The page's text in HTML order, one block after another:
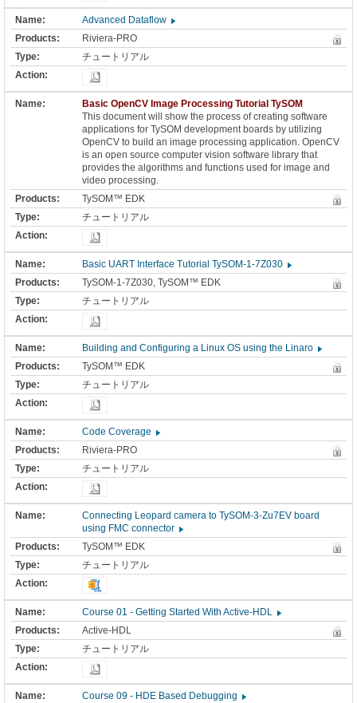
Advanced Dataflow
Riviera-PRO
チュートリアル
Basic OpenCV Image Processing Tutorial TySOM
This document will show the process of creating software
applications for TySOM development boards by utilizing
OpenCV to build an image processing application. OpenCV
is an open source computer vision software library that
provides the algorithms and functions used for image and
video processing.
TySOM™ EDK
チュートリアル
Basic UART Interface Tutorial TySOM-1-7Z030
TySOM-1-7Z030, TySOM™ EDK
チュートリアル
Building and Configuring a Linux OS using the Linaro
TySOM™ EDK
チュートリアル
Code Coverage
Riviera-PRO
チュートリアル
Connecting Leopard camera to TySOM-3-Zu7EV board
using FMC connector
TySOM™ EDK
チュートリアル
Course 01 - Getting Started With Active-HDL
Active-HDL
チュートリアル
Course 09 - HDE Based Debugging